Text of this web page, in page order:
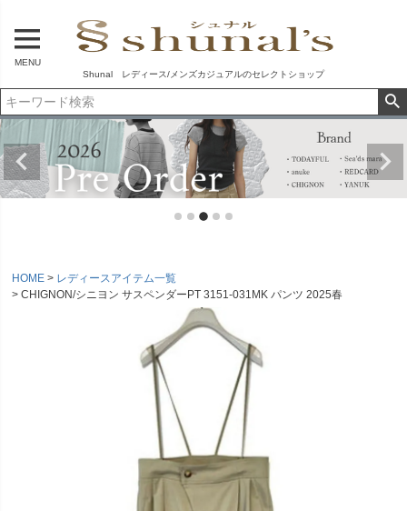
MENU
Shunal レディース/メンズカジュアルのセレクトショップ
HOME
レディースアイテム一覧
CHIGNON/シニヨン サスペンダーPT 3151-031MK パンツ 2025春